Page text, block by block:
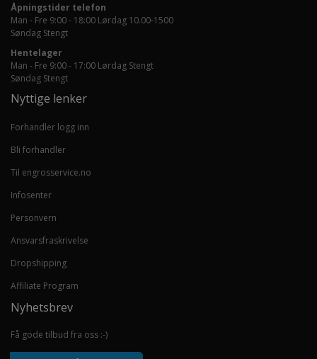
Åpningstider telefon
Man - Fre 9:00 - 18:00 Lørdag 10.00-1500
Søndag Stengt
Hentelager
Man - Fre 9:00 - 17:00 Lørdag Stengt
Søndag Stengt
Nyttige lenker
Forhandler logg inn
Bli forhandler
Til engrosservice.no
Infosenter
Personvern
Ansvarsfraskrivelse
Dropshipping
Affiliate Program
Nyhetsbrev
Få gode tilbud fra oss :-)